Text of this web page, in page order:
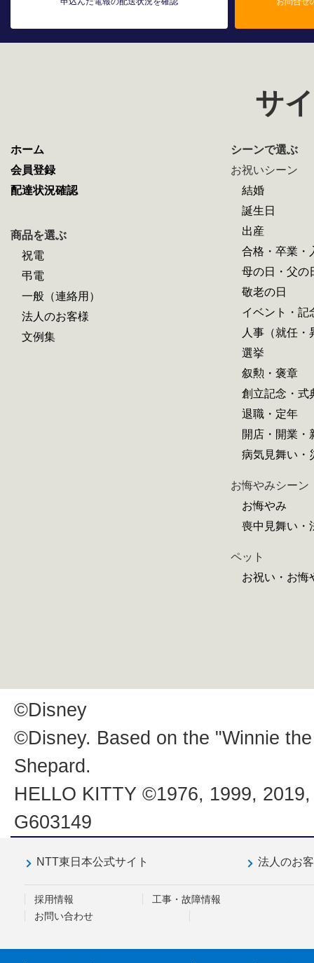
サ
ホーム
会員登録
配達状況確認
商品を選ぶ
祝電
弔電
一般（連絡用）
法人のお客様
文例集
シーンで選ぶ
お祝いシーン
結婚
誕生日
出産
合格・卒業・
母の日・父の
敬老の日
イベント・記
人事（就任・
選挙
叙勲・褒章
創立記念・式
退職・定年
開店・開業・
病気見舞い・
お悔やみシーン
お悔やみ
喪中見舞い・
ペット
お祝い・お悔
©Disney
©Disney. Based on the "Winnie
Shepard.
HELLO KITTY ©1976, 1999,
G603149
NTT東日本公式サイト 法人のお
採用情報
工事・故障情報
お問い合わせ